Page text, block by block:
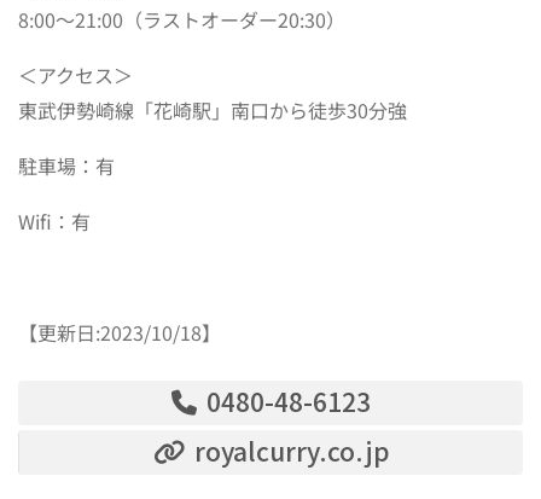
8:00～21:00（ラストオーダー20:30）
＜アクセス＞
東武伊勢崎線「花崎駅」南口から徒歩30分強
駐車場：有
Wifi：有
【更新日:2023/10/18】
0480-48-6123
royalcurry.co.jp